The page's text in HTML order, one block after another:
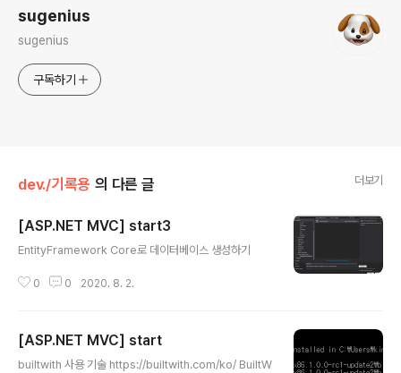
sugenius
sugenius
구독하기
dev./기록용 의 다른 글 더보기
[ASP.NET MVC] start3
EntityFramework Core로 데이터베이스 생성하기
0 0 2020. 8. 2.
[ASP.NET MVC] start
builtwith 사용 기술 https://builtwith.com/ko/ BuiltW